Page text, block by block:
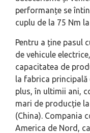
performanțe se
cuplu de la 75 Nm
Pentru a ține pasul
de vehicule
capacitatea de
la fabrica principală
plus, în ultimii ani,
mari de producție la
(China). Compania
America de Nord,